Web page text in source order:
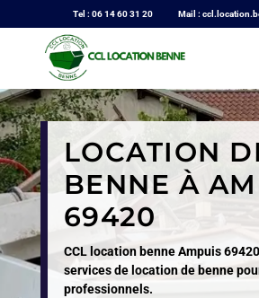
Tel : 06 14 60 31 20 Mail :
LOCATION
BENNE À
69420
CCL location benne Ampuis
services de location de benne
professionnels.